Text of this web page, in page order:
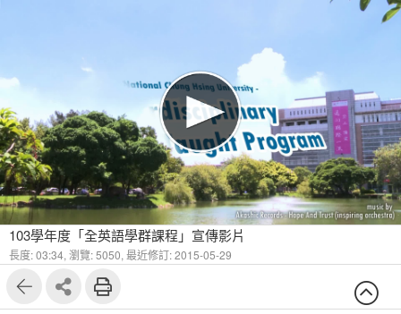
103學年度「全英語學群課程」宣傳影片
長度: 03:34, 瀏覽: 5050, 最近修訂: 2015-05-29